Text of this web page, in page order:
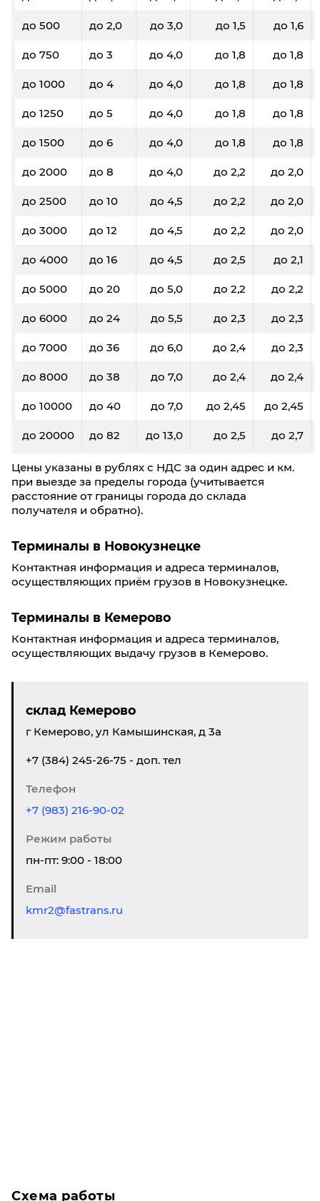
до 500 до 2,0 до 3,0 до 1,5 до 1,6
до 750 до 3 до 4,0 до 1,8 до 1,8
до 1000 до 4 до 4,0 до 1,8 до 1,8
до 1250 до 5 до 4,0 до 1,8 до 1,8
до 1500 до 6 до 4,0 до 1,8 до 1,8
до 2000 до 8 до 4,0 до 2,2 до 2,0
до 2500 до 10 до 4,5 до 2,2 до 2,0
до 3000 до 12 до 4,5 до 2,2 до 2,0
до 4000 до 16 до 4,5 до 2,5 до 2,1
до 5000 до 20 до 5,0 до 2,2 до 2,2
до 6000 до 24 до 5,5 до 2,3 до 2,3
до 7000 до 36 до 6,0 до 2,4 до 2,3
до 8000 до 38 до 7,0 до 2,4 до 2,4
до 10000 до 40 до 7,0 до 2,45 до 2,45
до 20000 до 82 до 13,0 до 2,5 до 2,7
Цены указаны в рублях с НДС за один адрес и км.
при выезде за пределы города (учитывается
расстояние от границы города до склада
получателя и обратно).
Терминалы в Новокузнецке
Контактная информация и адреса терминалов,
осуществляющих приём грузов в Новокузнецке.
Терминалы в Кемерово
Контактная информация и адреса терминалов,
осуществляющих выдачу грузов в Кемерово.
склад Кемерово
г Кемерово, ул Камышинская, д 3а
+7 (384) 245-26-75 - доп. тел
Телефон
+7 (983) 216-90-02
Режим работы
пн-пт: 9:00 - 18:00
Email
kmr2@fastrans.ru
Схема работы